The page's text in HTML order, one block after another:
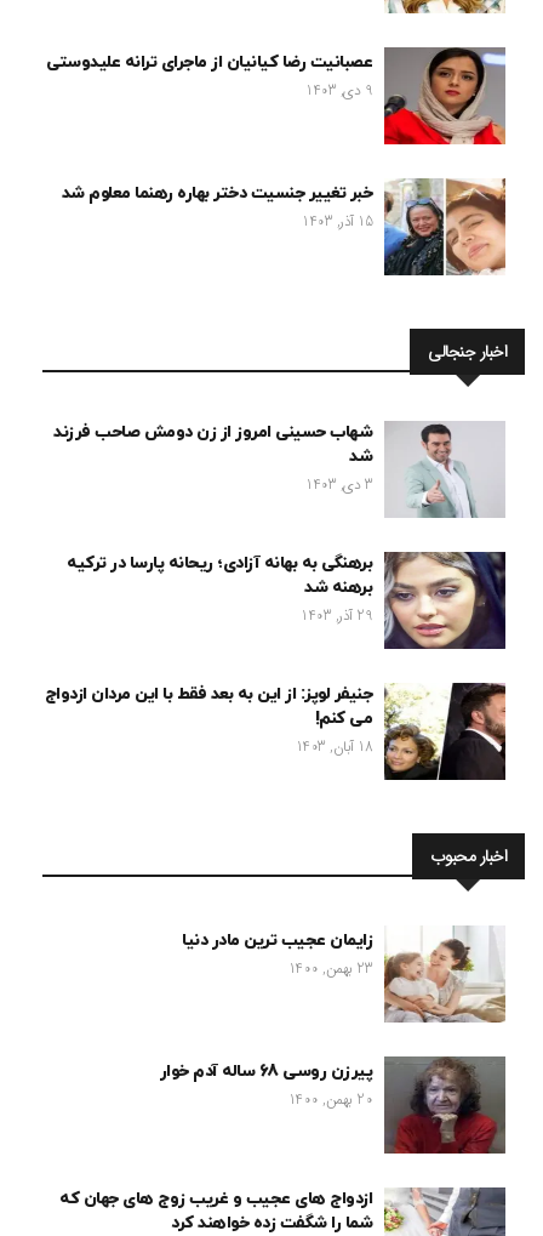
عصبانیت رضا کیانیان از ماجرای ترانه علیدوستی
9 دی, 1403
خبر تغییر جنسیت دختر بهاره رهنما معلوم شد
15 آذر, 1403
اخبار جنجالی
شهاب حسینی امروز از زن دومش صاحب فرزند
شد
3 دی, 1403
برهنگی به بهانه آزادی؛ ریحانه پارسا در ترکیه
برهنه شد
29 آذر, 1403
جنیفر لوپز: از این به بعد فقط با این مردان ازدواج
می کنم!
18 آبان, 1403
اخبار محبوب
زایمان عجیب ترین مادر دنیا
23 بهمن, 1400
پیرزن روسی 68 ساله آدم خوار
20 بهمن, 1400
ازدواج های عجیب و غریب زوج های جهان که
شما را شگفت زده خواهند کرد